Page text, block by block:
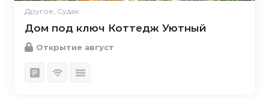
Другое, Судак
Дом под ключ Коттедж Уютный
Открытие август